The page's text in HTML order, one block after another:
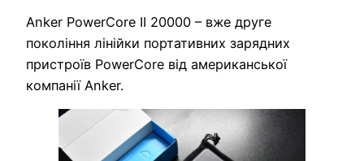
Anker PowerCore II 20000 – вже друге
покоління лінійки портативних зарядних
пристроїв PowerCore від американської
компанії Anker.